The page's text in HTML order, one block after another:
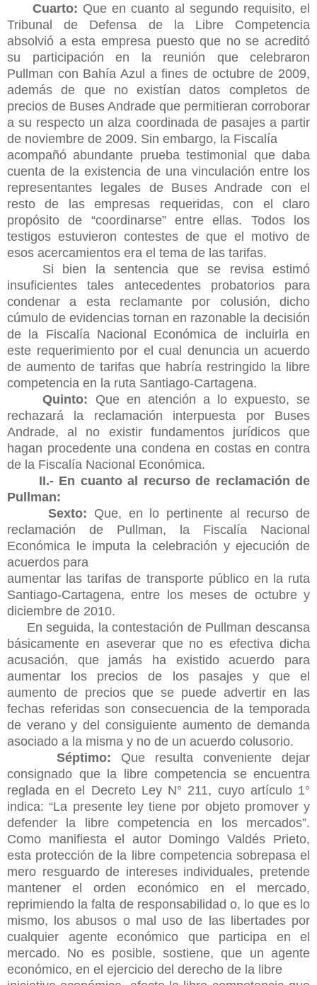
Cuarto: Que en cuanto al segundo requisito, el
Tribunal de Defensa de la Libre Competencia
absolvió a esta empresa puesto que no se acreditó
su participación en la reunión que celebraron
Pullman con Bahía Azul a fines de octubre de 2009,
además de que no existían datos completos de
precios de Buses Andrade que permitieran corroborar
a su respecto un alza coordinada de pasajes a partir
de noviembre de 2009. Sin embargo, la Fiscalía
acompañó abundante prueba testimonial que daba
cuenta de la existencia de una vinculación entre los
representantes legales de Buses Andrade con el
resto de las empresas requeridas, con el claro
propósito de “coordinarse” entre ellas. Todos los
testigos estuvieron contestes de que el motivo de
esos acercamientos era el tema de las tarifas.
Si bien la sentencia que se revisa estimó
insuficientes tales antecedentes probatorios para
condenar a esta reclamante por colusión, dicho
cúmulo de evidencias tornan en razonable la decisión
de la Fiscalía Nacional Económica de incluirla en
este requerimiento por el cual denuncia un acuerdo
de aumento de tarifas que habría restringido la libre
competencia en la ruta Santiago-Cartagena.
Quinto: Que en atención a lo expuesto, se
rechazará la reclamación interpuesta por Buses
Andrade, al no existir fundamentos jurídicos que
hagan procedente una condena en costas en contra
de la Fiscalía Nacional Económica.
II.- En cuanto al recurso de reclamación de
Pullman:
Sexto: Que, en lo pertinente al recurso de
reclamación de Pullman, la Fiscalía Nacional
Económica le imputa la celebración y ejecución de
acuerdos para
aumentar las tarifas de transporte público en la ruta
Santiago-Cartagena, entre los meses de octubre y
diciembre de 2010.
En seguida, la contestación de Pullman descansa
básicamente en aseverar que no es efectiva dicha
acusación, que jamás ha existido acuerdo para
aumentar los precios de los pasajes y que el
aumento de precios que se puede advertir en las
fechas referidas son consecuencia de la temporada
de verano y del consiguiente aumento de demanda
asociado a la misma y no de un acuerdo colusorio.
Séptimo: Que resulta conveniente dejar
consignado que la libre competencia se encuentra
reglada en el Decreto Ley N° 211, cuyo artículo 1°
indica: “La presente ley tiene por objeto promover y
defender la libre competencia en los mercados”.
Como manifiesta el autor Domingo Valdés Prieto,
esta protección de la libre competencia sobrepasa el
mero resguardo de intereses individuales, pretende
mantener el orden económico en el mercado,
reprimiendo la falta de responsabilidad o, lo que es lo
mismo, los abusos o mal uso de las libertades por
cualquier agente económico que participa en el
mercado. No es posible, sostiene, que un agente
económico, en el ejercicio del derecho de la libre